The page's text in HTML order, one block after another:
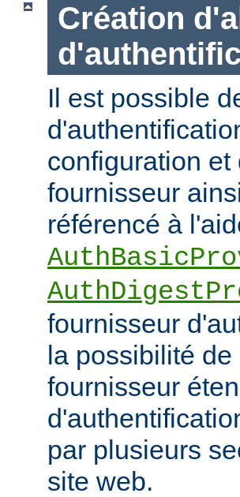
Création
Il est possible
configuration
fournisseur
référencé à
fournisseur
la possibilité
fournisseur
par plusieurs
site web.